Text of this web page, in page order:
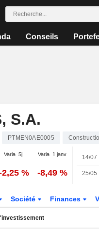
Conseils
S.A.
PTMEN0AE0005
Varia. 5j. Varia. 1 janv.
2,25 % -8,49 %
14/07
25/05
Société Finances